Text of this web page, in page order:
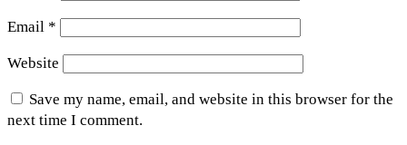
Email *
Website
Save my name, email, and website in this browser for the
next time I comment.